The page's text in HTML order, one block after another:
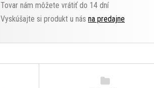
Tovar nám môžete vrátiť do 14 dní
Vyskúšajte si produkt u nás na predajne